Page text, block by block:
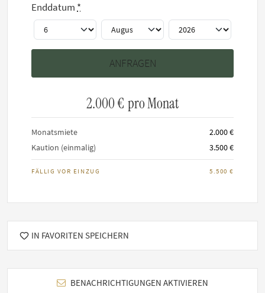
Hausregeln
HINWEIS: Die Mindestmietdauer für diese Wohnung beträgt
3 Monat(e).
Rauchen ist untersagt
Enddatum*
2.000 € pro Monat
Monatsmiete
2.000 €
Kaution (einmalig)
3.500 €
FÄLLIG VOR EINZUG 5.500 €
IN FAVORITEN SPEICHERN
BENACHRICHTIGUNGEN AKTIVIEREN